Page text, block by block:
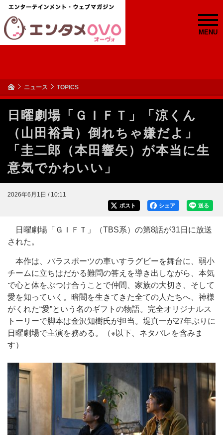
MENU
ニュース TOPICS
日曜劇場「ＧＩＦＴ」「涼くん
（山田裕貴）倒れちゃ嫌だよ」
「圭二郎（本田響矢）が本当に生
意気でかわいい」
2026年6月1日 / 10:11
送る
シェア
ポスト
日曜劇場「ＧＩＦＴ」（TBS系）の第8話が31日に放送
された。
本作は、パラスポーツの車いすラグビーを舞台に、弱小
チームに立ちはだかる難問の答えを導き出しながら、本気
で心と体をぶつけ合うことで仲間、家族の大切さ、そして
愛を知っていく。暗闇を生きてきた全ての人たちへ、神様
がくれた“愛”という名のギフトの物語。完全オリジナルス
トーリーで脚本は金沢知樹氏が担当。堤真一が27年ぶりに
日曜劇場で主演を務める。（※以下、ネタバレを含みま
す）